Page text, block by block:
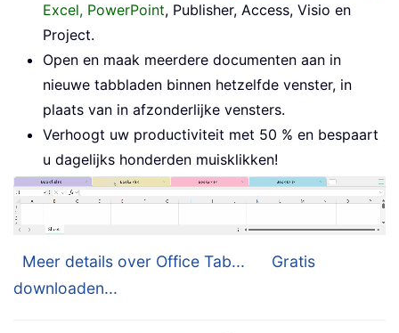
Excel, PowerPoint, Publisher, Access, Visio en
Project.
Open en maak meerdere documenten aan in
nieuwe tabbladen binnen hetzelfde venster, in
plaats van in afzonderlijke vensters.
Verhoogt uw productiviteit met 50 % en bespaart
u dagelijks honderden muisklikken!
Meer details over Office Tab...
Gratis
downloaden...